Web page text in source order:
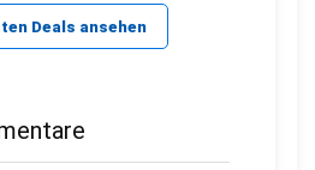
Deals ansehen